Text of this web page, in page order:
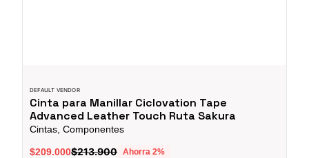
DEFAULT VENDOR
Cinta para Manillar Ciclovation Tape
Advanced Leather Touch Ruta Sakura
Cintas, Componentes
$209.000$213.900 Ahorra 2%